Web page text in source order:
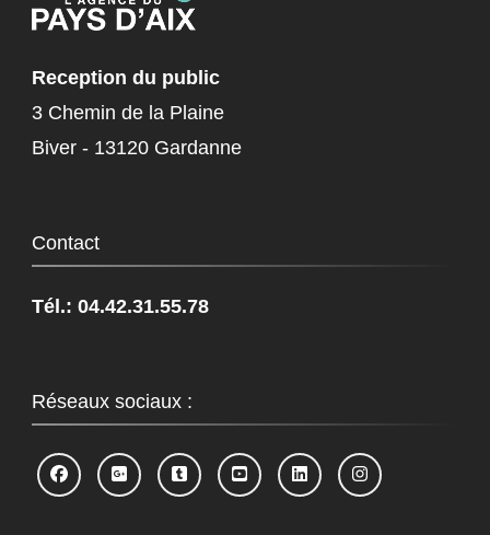
Reception du public
3 Chemin de la Plaine
Biver - 13120 Gardanne
Contact
Tél.: 04.42.31.55.78
Réseaux sociaux :